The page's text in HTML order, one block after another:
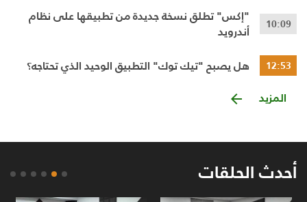
10:09
"إكس" تطلق نسخة جديدة من تطبيقها على نظام
أندرويد
12:53
هل يصبح "تيك توك" التطبيق الوحيد الذي تحتاجه؟
المزيد
أحدث الحلقات